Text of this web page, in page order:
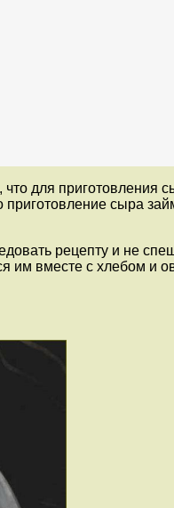
для приготовления
сыра
рецепту и не
им вместе с хлебом и